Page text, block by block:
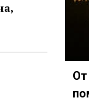
show/